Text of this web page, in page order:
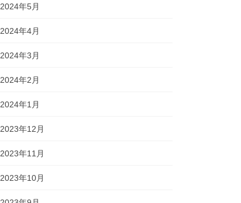
2024年5月
2024年4月
2024年3月
2024年2月
2024年1月
2023年12月
2023年11月
2023年10月